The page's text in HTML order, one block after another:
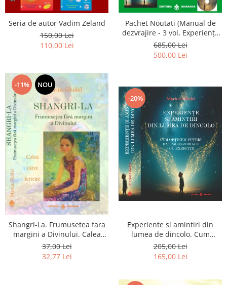
Seria de autor Vadim Zeland
150,00 Lei
110,00 Lei
Pachet Noutati (Manual de
dezvrajire - 3 vol, Experiențe
și amintiri, Rugăciunile
Luceafarului de dimineata) -
Marius Ghidel
685,00 Lei
500,00 Lei
-11% NOU
Shangri-La. Frumusetea fara
margini a Divinului. Calea
catre fericire
37,00 Lei
32,77 Lei
-20%
Experiente si amintiri din
lumea de dincolo. Cum
obtinem puteri
extrasenzoriale - cu exercitii
205,00 Lei
165,00 Lei